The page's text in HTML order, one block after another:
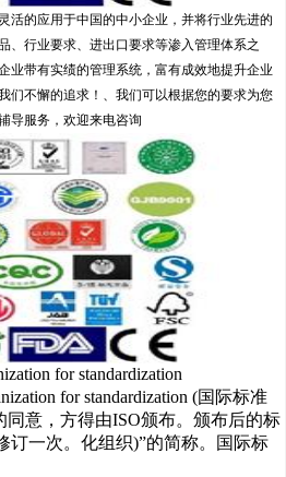
活的应用于中国的中小企业，并将行业先进的
、行业要求、进出口要求等渗入管理体系之
业带有实绩的管理系统，富有成效地提升企业
们不懈的追求！、我们可以根据您的要求为您
导服务，欢迎来电咨询
for standardization
for standardization (国际标准
同意，方得由ISO颁布。颁布后的标
订一次。化组织)”的简称。国际标